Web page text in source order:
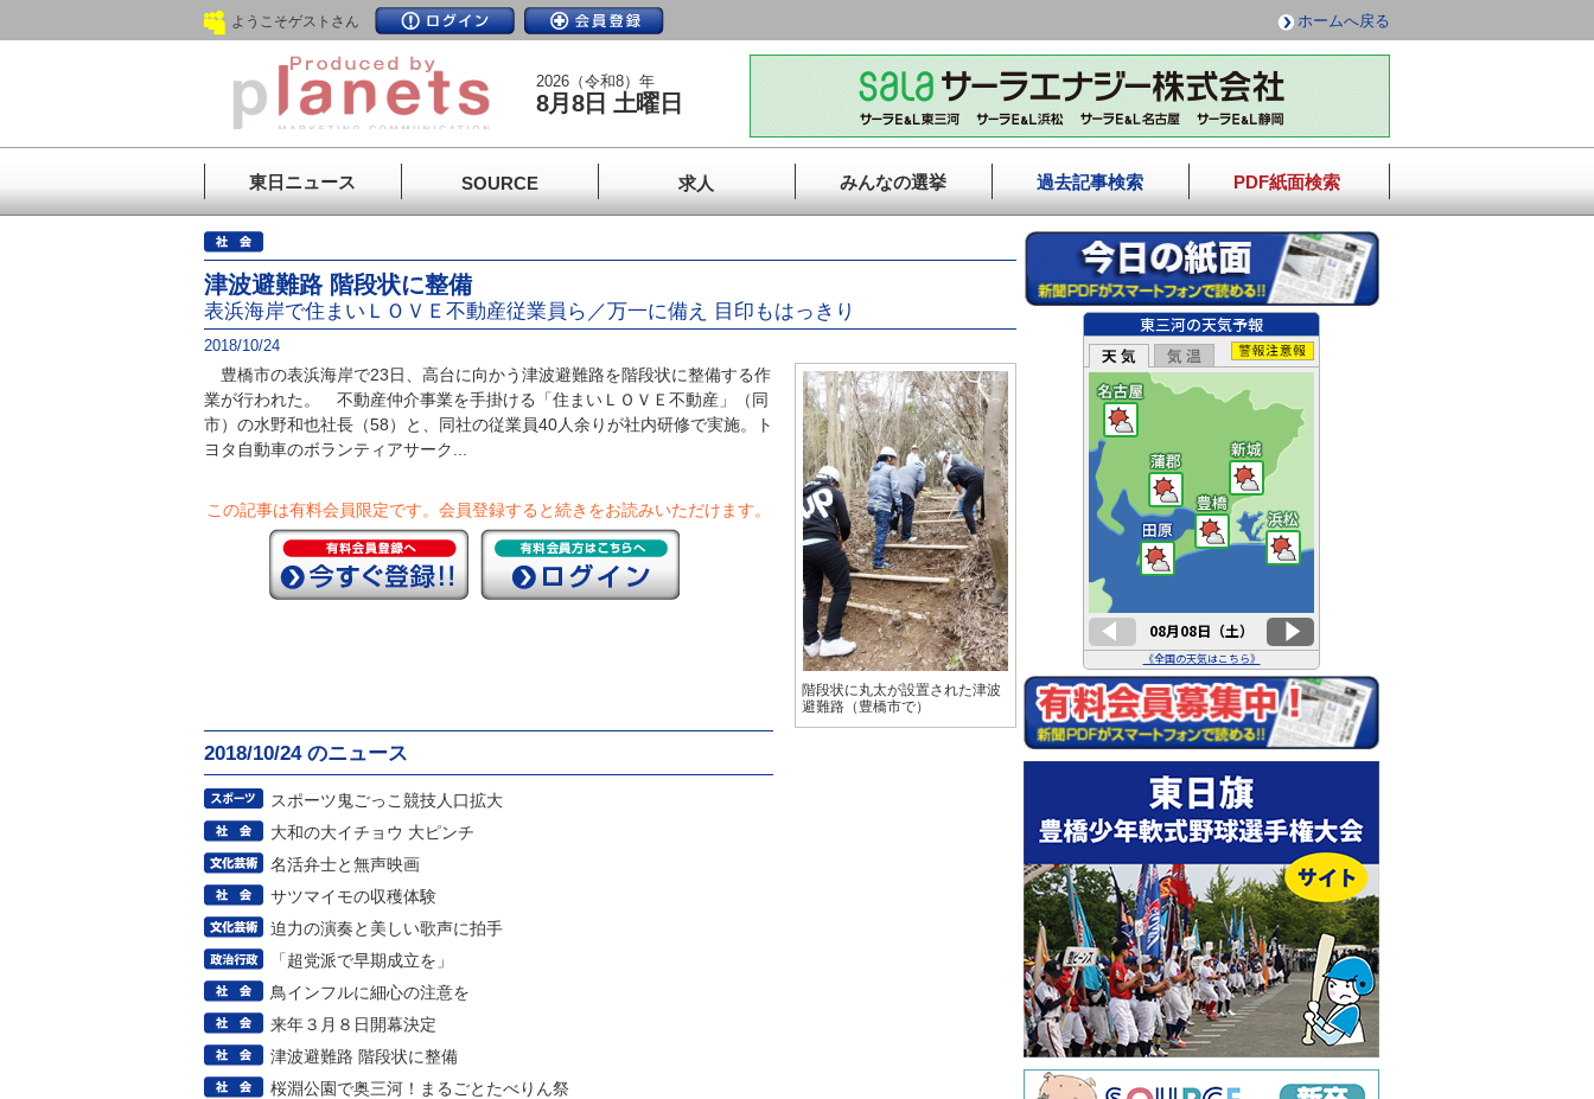
ようこそゲストさん ホームへ戻る
2026（令和8）年
8月8日 土曜日
東日ニュース SOURCE 求人 みんなの選挙 過去記事検索 PDF紙面検索
津波避難路 階段状に整備
表浜海岸で住まいＬＯＶＥ不動産従業員ら／万一に備え 目印もはっきり
2018/10/24
豊橋市の表浜海岸で23日、高台に向かう津波避難路を階段状に整備する作
業が行われた。 不動産仲介事業を手掛ける「住まいＬＯＶＥ不動産」（同
市）の水野和也社長（58）と、同社の従業員40人余りが社内研修で実施。ト
ヨタ自動車のボランティアサーク...
この記事は有料会員限定です。 会員登録すると続きをお読みいただけます。
2018/10/24 のニュース
スポーツ鬼ごっこ競技人口拡大
大和の大イチョウ 大ピンチ
名活弁士と無声映画
サツマイモの収穫体験
迫力の演奏と美しい歌声に拍手
「超党派で早期成立を」
鳥インフルに細心の注意を
来年３月８日開幕決定
津波避難路 階段状に整備
桜淵公園で奥三河！まるごとたべりん祭
階段状に丸太が設置された津波
避難路（豊橋市で）